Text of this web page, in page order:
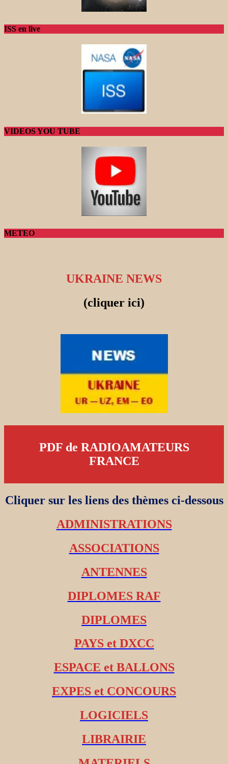
ISS en live
VIDEOS YOU TUBE
METEO
UKRAINE NEWS
(cliquer ici)
PDF de RADIOAMATEURS
FRANCE
Cliquer sur les liens des thèmes ci-dessous
ADMINISTRATIONS
ASSOCIATIONS
ANTENNES
DIPLOMES RAF
DIPLOMES
PAYS et DXCC
ESPACE et BALLONS
EXPES et CONCOURS
LOGICIELS
LIBRAIRIE